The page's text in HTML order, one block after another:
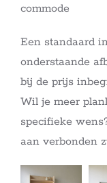
commode
Een standaard
onderstaande
bij de prijs
Wil je meer
specifieke
aan verbonden